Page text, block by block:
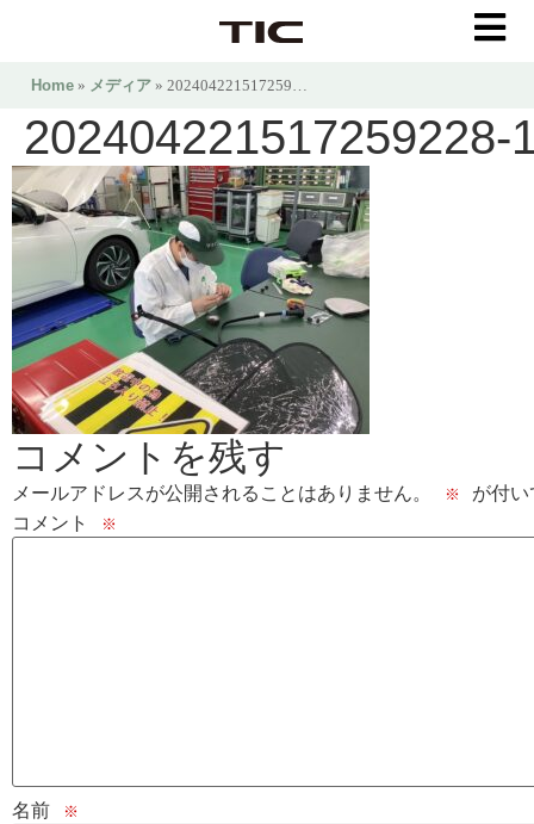
Home » メディア » 202404221517259…
202404221517259228-
コメントを残す
メールアドレスが公開されることはありません。 ※
が付
コメント
※
名前 ※